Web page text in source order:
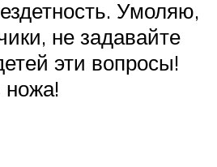
Умоляю,
не задавайте
эти вопросы!
ножа!